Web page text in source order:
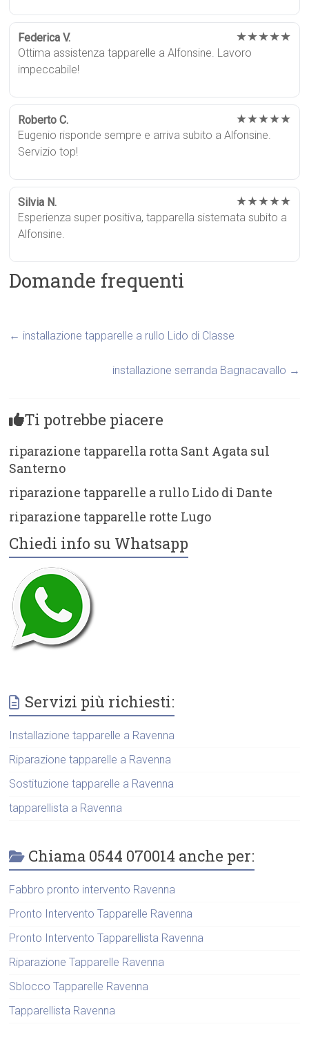
Federica V. ★★★★★
Ottima assistenza tapparelle a Alfonsine. Lavoro
impeccabile!
Roberto C. ★★★★★
Eugenio risponde sempre e arriva subito a Alfonsine.
Servizio top!
Silvia N. ★★★★★
Esperienza super positiva, tapparella sistemata subito a
Alfonsine.
Domande frequenti
← installazione tapparelle a rullo Lido di Classe
installazione serranda Bagnacavallo →
Ti potrebbe piacere
riparazione tapparella rotta Sant Agata sul
Santerno
riparazione tapparelle a rullo Lido di Dante
riparazione tapparelle rotte Lugo
Chiedi info su Whatsapp
Servizi più richiesti:
Installazione tapparelle a Ravenna
Riparazione tapparelle a Ravenna
Sostituzione tapparelle a Ravenna
tapparellista a Ravenna
Chiama 0544 070014 anche per:
Fabbro pronto intervento Ravenna
Pronto Intervento Tapparelle Ravenna
Pronto Intervento Tapparellista Ravenna
Riparazione Tapparelle Ravenna
Sblocco Tapparelle Ravenna
Tapparellista Ravenna